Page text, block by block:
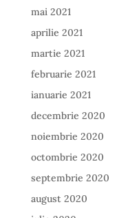
mai 2021
aprilie 2021
martie 2021
februarie 2021
ianuarie 2021
decembrie 2020
noiembrie 2020
octombrie 2020
septembrie 2020
august 2020